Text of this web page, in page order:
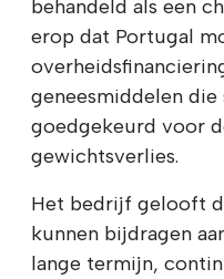
behandeld als een
erop dat Portugal
geneesmiddelen
goedgekeurd voor
gewichtsverlies.
Het bedrijf gelooft
kunnen bijdragen
lange termijn,